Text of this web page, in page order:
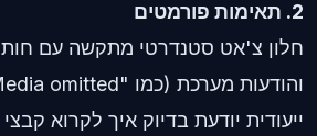
2. תאימות פורמטים
חלון צ'אט סטנדרטי מתקשה עם